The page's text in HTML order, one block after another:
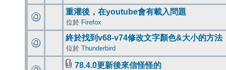
重灌後，在youtube會有載入問題
位於 Firefox
終於找到v68-v74修改文字顏色&大小的方法
位於 Thunderbird
78.4.0更新後來信怪怪的